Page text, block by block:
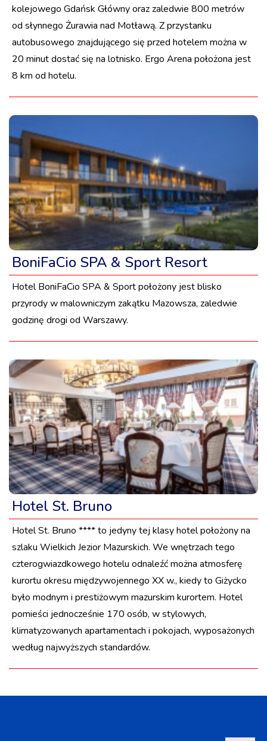
kolejowego Gdańsk Główny oraz zaledwie 800 metrów
od słynnego Żurawia nad Motławą. Z przystanku
autobusowego znajdującego się przed hotelem można w
20 minut dostać się na lotnisko. Ergo Arena położona jest
8 km od hotelu.
BoniFaCio SPA & Sport Resort
Hotel BoniFaCio SPA & Sport położony jest blisko
przyrody w malowniczym zakątku Mazowsza, zaledwie
godzinę drogi od Warszawy.
Hotel St. Bruno
Hotel St. Bruno **** to jedyny tej klasy hotel położony na
szlaku Wielkich Jezior Mazurskich. We wnętrzach tego
czterogwiazdkowego hotelu odnaleźć można atmosferę
kurortu okresu międzywojennego XX w., kiedy to Giżycko
było modnym i prestiżowym mazurskim kurortem. Hotel
pomieści jednocześnie 170 osób, w stylowych,
klimatyzowanych apartamentach i pokojach, wyposażonych
według najwyższych standardów.